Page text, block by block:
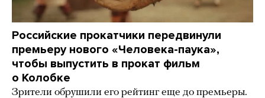
Российские прокатчики передвинули
премьеру нового «Человека-паука»,
чтобы выпустить в прокат фильм
о Колобке
Зрители обрушили его рейтинг еще до премьеры.